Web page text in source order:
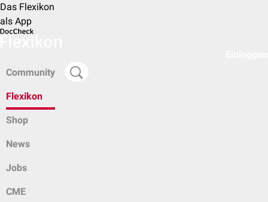
Das Flexikon
als App
Community
Flexikon
Shop
News
Jobs
CME